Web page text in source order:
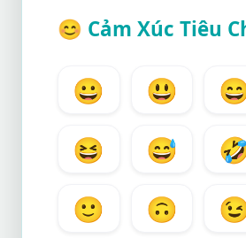
😊 Cảm Xúc Tiêu
😀 😃
😆
😅
🙂
🙃